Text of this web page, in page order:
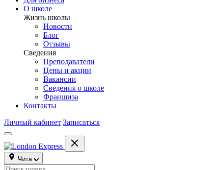
О школе
Жизнь школы
Новости
Блог
Отзывы
Сведения
Преподаватели
Цены и акции
Вакансии
Сведения о школе
Франшиза
Контакты
Личный кабинет Записаться
Чита